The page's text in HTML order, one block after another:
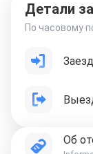
Детали
По часовому
Об